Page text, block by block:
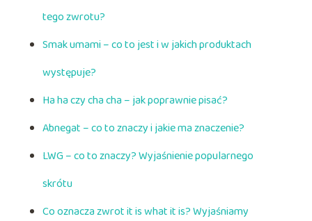
tego zwrotu?
Smak umami – co to jest i w jakich produktach
występuje?
Ha ha czy cha cha – jak poprawnie pisać?
Abnegat – co to znaczy i jakie ma znaczenie?
LWG – co to znaczy? Wyjaśnienie popularnego
skrótu
Co oznacza zwrot it is what it is? Wyjaśniamy